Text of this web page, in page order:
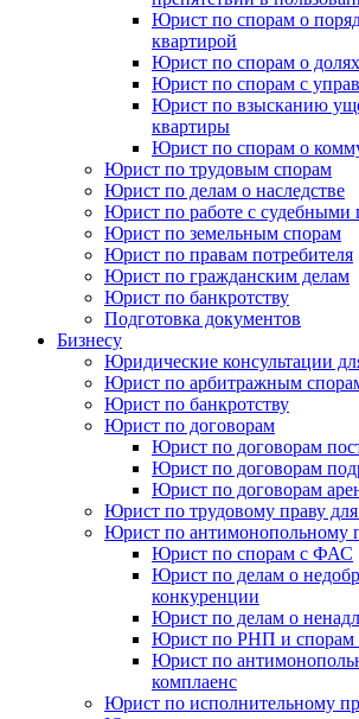
Юрист по спорам о
квартирой
Юрист по спорам о
Юрист по спорам с
Юрист по взысканию
квартиры
Юрист по спорам о
Юрист по трудовым спорам
Юрист по делам о наследстве
Юрист по работе с судебными
Юрист по земельным спорам
Юрист по правам потребителя
Юрист по гражданским делам
Юрист по банкротству
Подготовка документов
Бизнесу
Юридические консультации
Юрист по арбитражным
Юрист по банкротству
Юрист по договорам
Юрист по договорам
Юрист по договорам
Юрист по договорам
Юрист по трудовому праву для
Юрист по антимонопольному
Юрист по спорам с ФАС
Юрист по делам о
конкуренции
Юрист по делам о
Юрист по РНП и спорам
Юрист по
комплаенс
Юрист по исполнительному